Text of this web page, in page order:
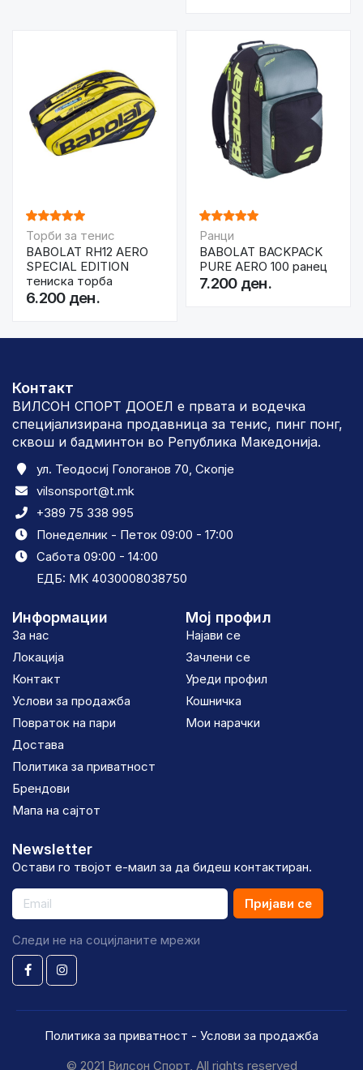
Торби за тенис
BABOLAT RH12 AERO
SPECIAL EDITION
тениска торба
6.200 ден.
Ранци
BABOLAT BACKPACK
PURE AERO 100 ранец
7.200 ден.
Контакт
ВИЛСОН СПОРТ ДООЕЛ е првата и водечка
специјализирана продавница за тенис, пинг понг,
сквош и бадминтон во Република Македонија.
ул. Теодосиј Гологанов 70, Скопје
vilsonsport@t.mk
+389 75 338 995
Понеделник - Петок 09:00 - 17:00
Сабота 09:00 - 14:00
ЕДБ: MK 4030008038750
Информации
За нас
Локација
Контакт
Услови за продажба
Повраток на пари
Достава
Политика за приватност
Брендови
Мапа на сајтот
Мој профил
Најави се
Зачлени се
Уреди профил
Кошничка
Мои нарачки
Newsletter
Остави го твојот е-маил за да бидеш контактиран.
Пријави се
Следи не на социјланите мрежи
Политика за приватност - Услови за продажба
© 2021 Вилсон Спорт, All rights reserved